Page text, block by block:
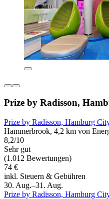
Prize by Radisson,
Prize by Radisson, Hamburg
Hammerbrook, 4,2 km von
8,2/10
Sehr gut
(1.012 Bewertungen)
74 €
inkl. Steuern & Gebühren
30. Aug.–31. Aug.
Prize by Radisson, Hamburg